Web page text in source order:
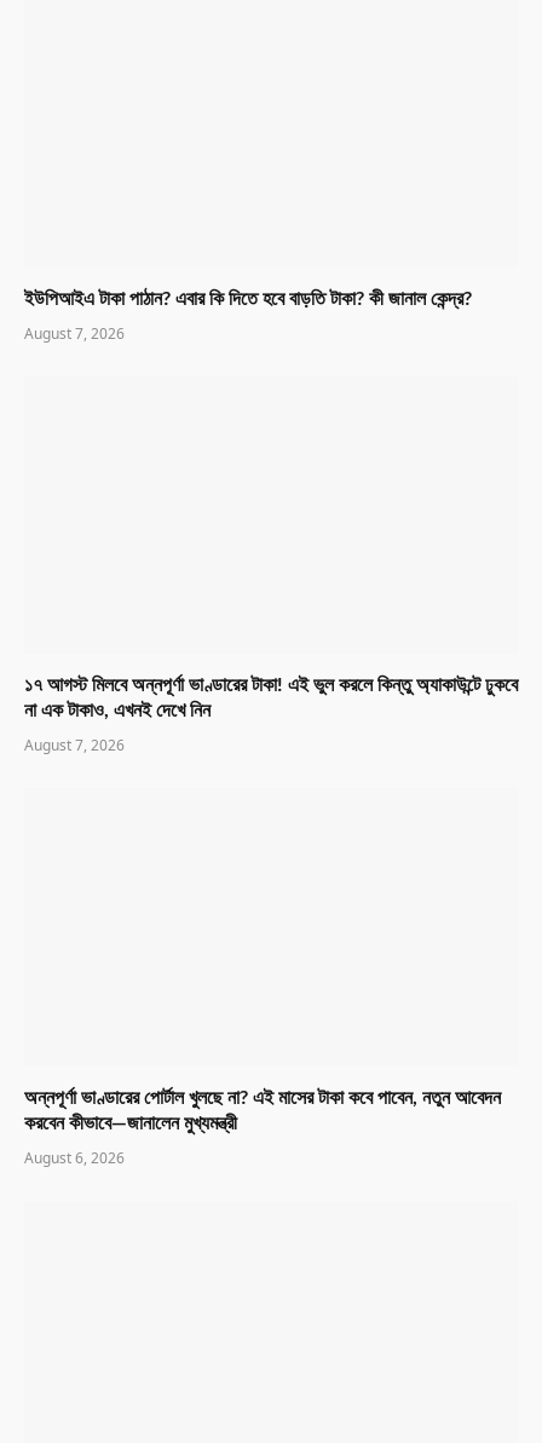
ইউপিআইএ টাকা পাঠান? এবার কি দিতে হবে বাড়তি টাকা? কী জানাল কেন্দ্র?
August 7, 2026
১৭ আগস্ট মিলবে অন্নপূর্ণা ভাণ্ডারের টাকা! এই ভুল করলে কিন্তু অ্যাকাউন্টে ঢুকবে
না এক টাকাও, এখনই দেখে নিন
August 7, 2026
অন্নপূর্ণা ভাণ্ডারের পোর্টাল খুলছে না? এই মাসের টাকা কবে পাবেন, নতুন আবেদন
করবেন কীভাবে—জানালেন মুখ্যমন্ত্রী
August 6, 2026